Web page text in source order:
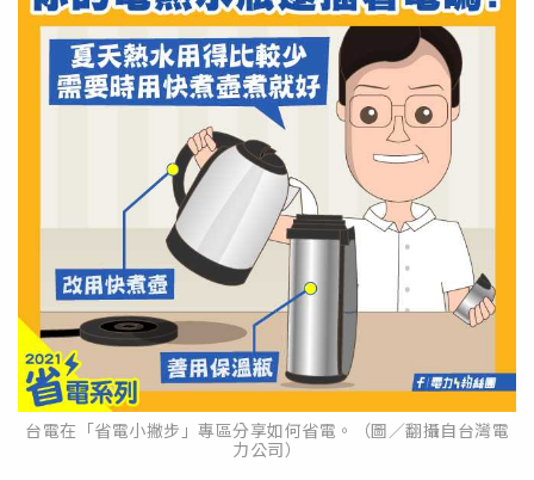
台電在「省電小撇步」專區分享如何省電。（圖／翻攝自台灣電
力公司）